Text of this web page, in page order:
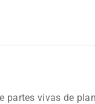
vivas de